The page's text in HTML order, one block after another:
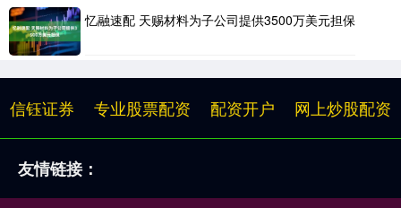
忆融速配 天赐材料为子公司提供3500万美元担保
信钰证券 专业股票配资 配资开户 网上炒股配资
友情链接：